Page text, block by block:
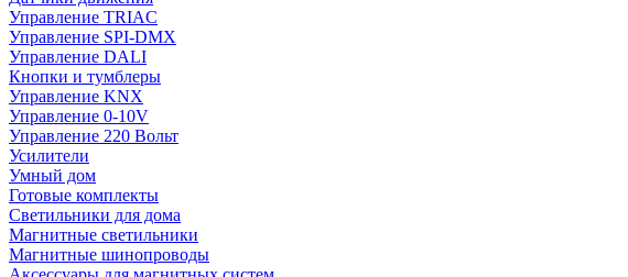
Управление TRIAC
Управление SPI-DMX
Управление DALI
Кнопки и тумблеры
Управление KNX
Управление 0-10V
Управление 220 Вольт
Усилители
Умный дом
Готовые комплекты
Светильники для дома
Магнитные светильники
Магнитные шинопроводы